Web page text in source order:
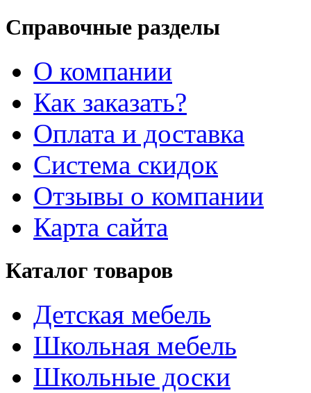
Справочные разделы
О компании
Как заказать?
Оплата и доставка
Система скидок
Отзывы о компании
Карта сайта
Каталог товаров
Детская мебель
Школьная мебель
Школьные доски